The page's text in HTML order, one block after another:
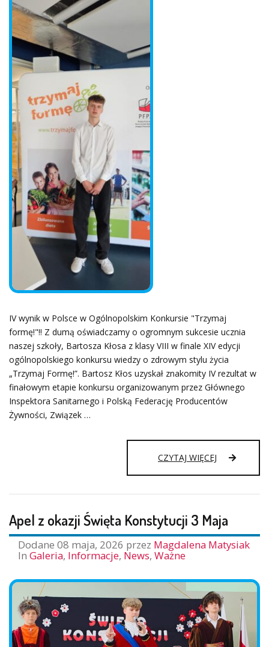
IV wynik w Polsce w Ogólnopolskim Konkursie "Trzymaj
formę!"‼️ Z dumą oświadczamy o ogromnym sukcesie ucznia
naszej szkoły, Bartosza Kłosa z klasy VIII w finale XIV edycji
ogólnopolskiego konkursu wiedzy o zdrowym stylu życia
„Trzymaj Formę!”. Bartosz Kłos uzyskał znakomity IV rezultat w
finałowym etapie konkursu organizowanym przez Głównego
Inspektora Sanitarnego i Polską Federację Producentów
Żywności, Związek …
CZYTAJ WIĘCEJ
FORMĘ”
Apel z okazji Święta Konstytucji 3 Maja
Dodane 08 maja, 2026 przez Magdalena Matysiak
In Galeria, Informacje, News, Ważne